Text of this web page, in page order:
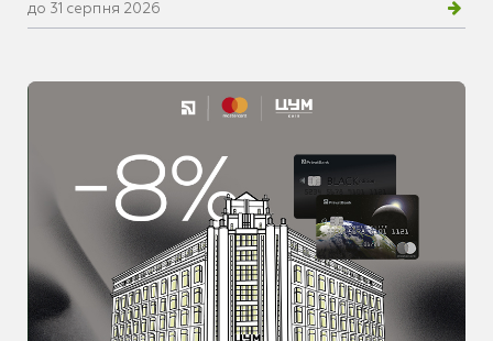
до 31 серпня 2026